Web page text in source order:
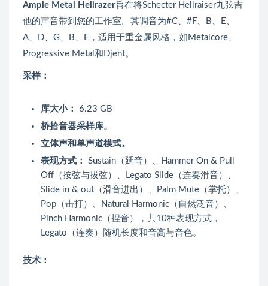
Ample Metal Hellrazer旨在将Schecter Hellraiser九弦吉
他的声音带到您的工作室。其调音为#C、#F、B、E、
A、D、G、B、E，适用于重金属风格，如Metalcore、
Progressive Metal和Djent。
采样：
库大小：
6.23 GB
桥拾音器采样库。
立体声和单声道模式。
表现方式：
Sustain（延音）、Hammer On & Pull
Off（按弦与拔弦）、Legato Slide（连奏滑音）、
Slide in & out（滑音进出）、Palm Mute（掌托）、
Pop（击打）、Natural Harmonic（自然泛音）、
Pinch Harmonic（捏音），共10种表现方式，
Legato（连奏）随机长度和音高与音色。
技术：